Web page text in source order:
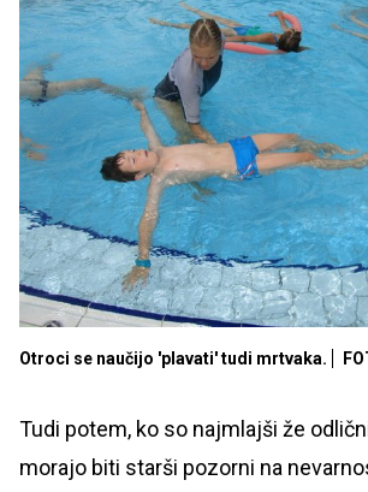
Otroci se naučijo 'plavati' tudi mrtvaka.
Tudi potem, ko so najmlajši že
morajo biti starši pozorni na